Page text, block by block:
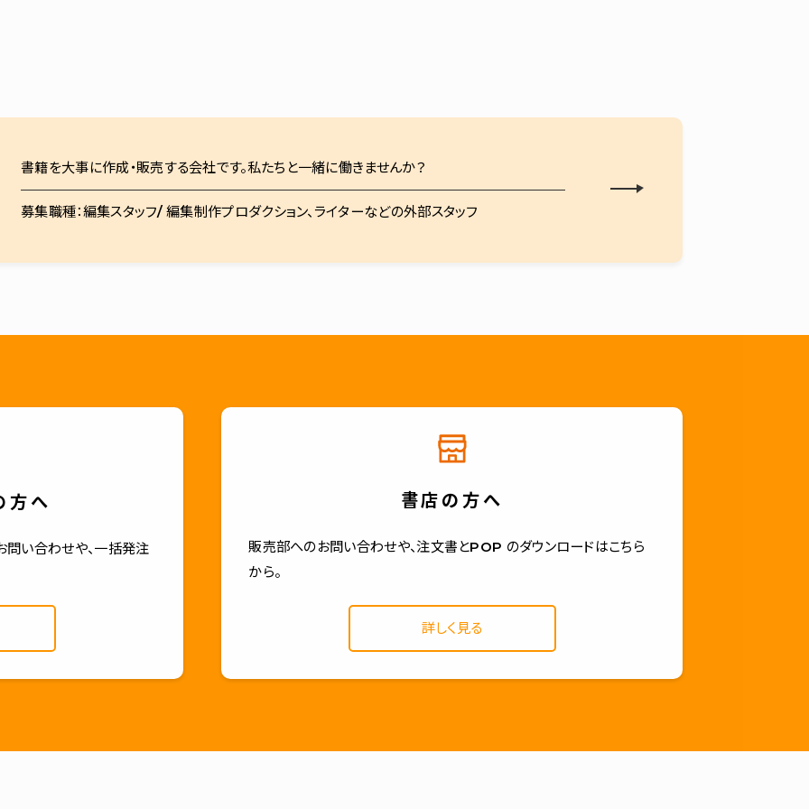
書籍を大事に作成・販売する会社です。私たちと一緒に働きませんか？
募集職種：編集スタッフ/ 編集制作プロダクション、ライターなどの外部スタッフ
方へ
問い合わせや、一括発注
書店の方へ
販売部へのお問い合わせや、注文書とPOP のダウンロードはこちら
から。
詳しく見る